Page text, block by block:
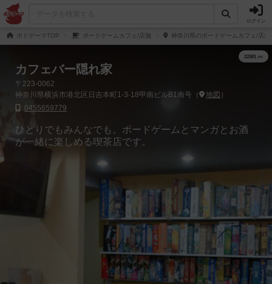
ログイン
ボドゲーマTOP ボードゲームカフェ/店舗 神奈川県のボードゲームカフェ/店舗
カフェバー隠れ家
〒223-0062
神奈川県横浜市港北区日吉本町1-3-18甲南ビルB1南号（
地図 ）
0455659779
ひとりでもみんなでも。ボードゲームとマンガとお酒
が一緒に楽しめる喫茶店です。